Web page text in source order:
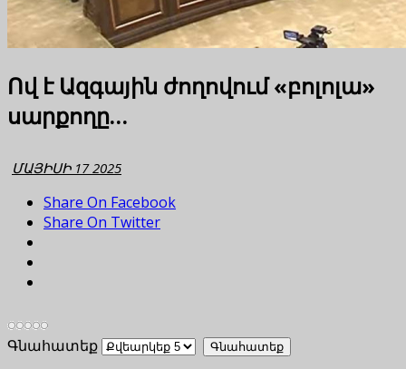
Ով է Ազգային ժողովում «բոլոլա»
սարքողը…
ՄԱՅԻՍԻ 17 2025
Share On Facebook
Share On Twitter
Գնահատեք